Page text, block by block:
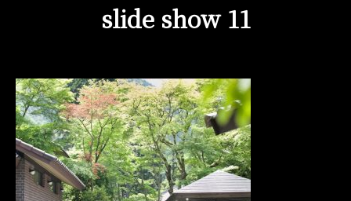
slide show 11